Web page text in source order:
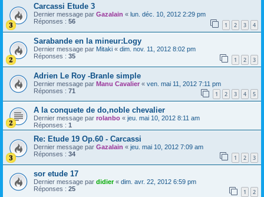
Carcassi Etude 3
Dernier message par Gazalain « lun. déc. 10, 2012 2:29 pm
Réponses : 56 1 2 3 4
Sarabande en la mineur:Logy
Dernier message par Mitaki « dim. nov. 11, 2012 8:02 pm
Réponses : 35 1 2 3
Adrien Le Roy -Branle simple
Dernier message par Manu Cavalier « ven. mai 11, 2012 7:11 pm
Réponses : 71 1 2 3 4 5
A la conquete de do,noble chevalier
Dernier message par rolanbo « jeu. mai 10, 2012 8:11 am
Réponses : 1
Re: Etude 19 Op.60 - Carcassi
Dernier message par Gazalain « jeu. mai 10, 2012 7:09 am
Réponses : 34 1 2 3
sor etude 17
Dernier message par didier« dim. avr. 22, 2012 6:59 pm
Réponses : 25 1 2